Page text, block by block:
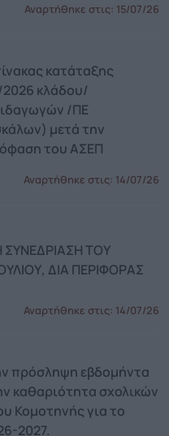
Αναρτήθηκε στις: 15/07/26
κατάταξης
κλάδου/
/ΠΕ
μετά την
του ΑΣΕΠ
Αναρτήθηκε στις: 14/07/26
ΣΥΝΕΔΡΙΑΣΗ ΤΟΥ
ΔΙΑ ΠΕΡΙΦΟΡΑΣ
Αναρτήθηκε στις: 14/07/26
πρόσληψη εβδομήντα
καθαριότητα σχολικών
Κομοτηνής για το
2027.